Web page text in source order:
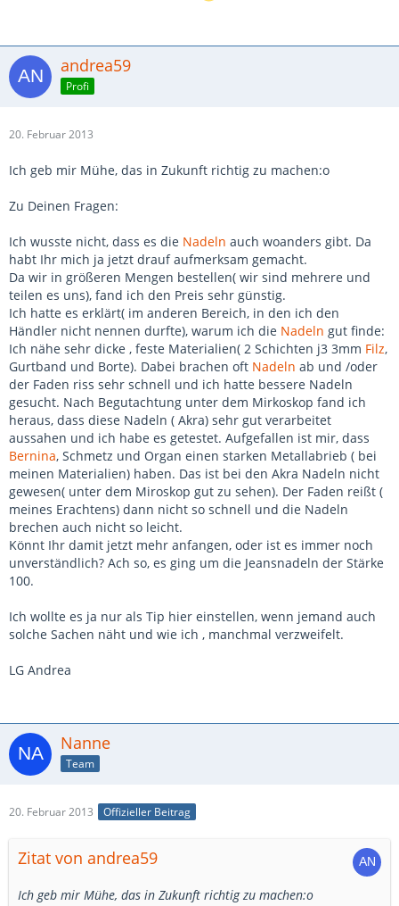
andrea59
Profi
20. Februar 2013
Ich geb mir Mühe, das in Zukunft richtig zu machen:o
Zu Deinen Fragen:
Ich wusste nicht, dass es die Nadeln auch woanders gibt. Da
habt Ihr mich ja jetzt drauf aufmerksam gemacht.
Da wir in größeren Mengen bestellen( wir sind mehrere und
teilen es uns), fand ich den Preis sehr günstig.
Ich hatte es erklärt( im anderen Bereich, in den ich den
Händler nicht nennen durfte), warum ich die Nadeln gut finde:
Ich nähe sehr dicke , feste Materialien( 2 Schichten j3 3mm Filz,
Gurtband und Borte). Dabei brachen oft Nadeln ab und /oder
der Faden riss sehr schnell und ich hatte bessere Nadeln
gesucht. Nach Begutachtung unter dem Mirkoskop fand ich
heraus, dass diese Nadeln ( Akra) sehr gut verarbeitet
aussahen und ich habe es getestet. Aufgefallen ist mir, dass
Bernina, Schmetz und Organ einen starken Metallabrieb ( bei
meinen Materialien) haben. Das ist bei den Akra Nadeln nicht
gewesen( unter dem Miroskop gut zu sehen). Der Faden reißt (
meines Erachtens) dann nicht so schnell und die Nadeln
brechen auch nicht so leicht.
Könnt Ihr damit jetzt mehr anfangen, oder ist es immer noch
unverständlich? Ach so, es ging um die Jeansnadeln der Stärke
100.
Ich wollte es ja nur als Tip hier einstellen, wenn jemand auch
solche Sachen näht und wie ich , manchmal verzweifelt.
LG Andrea
Nanne
Team
20. Februar 2013 Offizieller Beitrag
Zitat von andrea59
Ich geb mir Mühe, das in Zukunft richtig zu machen:o